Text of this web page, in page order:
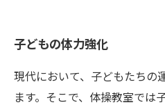
子どもの体力強化
現代において、子どもたちの
ます。そこで、体操教室では